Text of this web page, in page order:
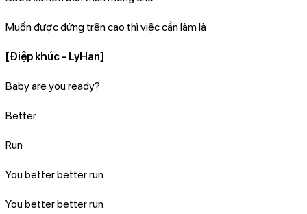
Muốn được đứng trên cao thì việc cần làm là
[Điệp khúc - LyHan]
Baby are you ready?
Better
Run
You better better run
You better better run